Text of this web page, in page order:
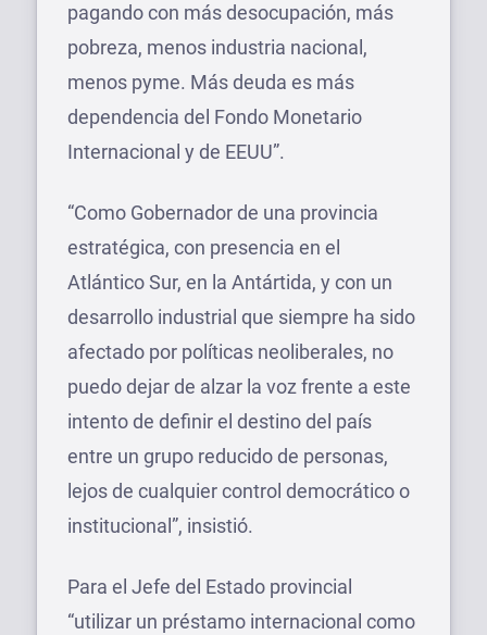
pagando con más desocupación, más
pobreza, menos industria nacional,
menos pyme. Más deuda es más
dependencia del Fondo Monetario
Internacional y de EEUU”.
“Como Gobernador de una provincia
estratégica, con presencia en el
Atlántico Sur, en la Antártida, y con un
desarrollo industrial que siempre ha sido
afectado por políticas neoliberales, no
puedo dejar de alzar la voz frente a este
intento de definir el destino del país
entre un grupo reducido de personas,
lejos de cualquier control democrático o
institucional”, insistió.
Para el Jefe del Estado provincial
“utilizar un préstamo internacional como